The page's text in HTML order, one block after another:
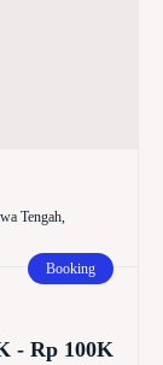
Tengah,
Booking
- Rp 100K